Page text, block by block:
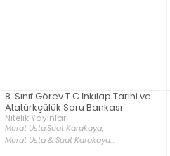
8. Sınıf Görev T.C İnkılap Tarihi ve
Atatürkçülük Soru Bankası
Nitelik Yayınları
Murat Usta,Suat Karakaya,
Murat Usta & Suat Karakaya...